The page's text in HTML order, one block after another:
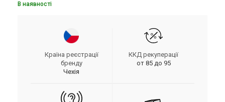
В наявності
Країна реєстрації
бренду
Чехія
ККД рекуперації
от 85 до 95